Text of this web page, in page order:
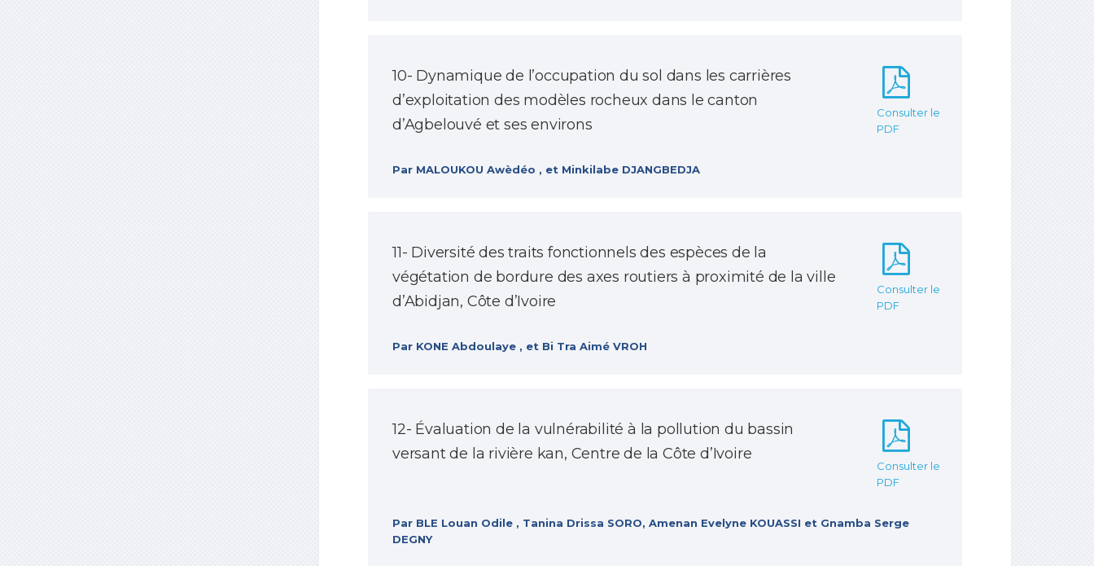
10- Dynamique de l’occupation du sol dans les carrières
d’exploitation des modèles rocheux dans le canton
d’Agbelouvé et ses environs
Consulter le
PDF
Par MALOUKOU Awèdéo , et Minkilabe DJANGBEDJA
11- Diversité des traits fonctionnels des espèces de la
végétation de bordure des axes routiers à proximité de la ville
d’Abidjan, Côte d’Ivoire
Consulter le
PDF
Par KONE Abdoulaye , et Bi Tra Aimé VROH
12- Évaluation de la vulnérabilité à la pollution du bassin
versant de la rivière kan, Centre de la Côte d’Ivoire
Consulter le
PDF
Par BLE Louan Odile , Tanina Drissa SORO, Amenan Evelyne KOUASSI et Gnamba Serge
DEGNY